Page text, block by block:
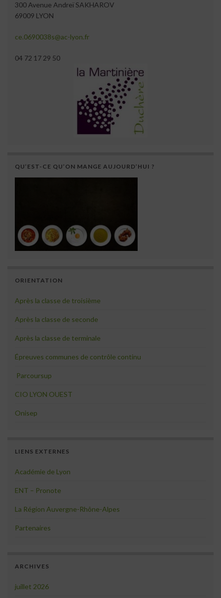
300 Avenue Andreï SAKHAROV
69009 LYON
ce.0690038s@ac-lyon.fr
04 72 17 29 50
QU’EST-CE QU’ON MANGE AUJOURD’HUI ?
ORIENTATION
Après la classe de troisième
Après la classe de seconde
Après la classe de terminale
Épreuves communes de contrôle continu
Parcoursup
CIO LYON OUEST
Onisep
LIENS EXTERNES
Académie de Lyon
ENT – Pronote
La Région Auvergne-Rhône-Alpes
Partenaires
ARCHIVES
juillet 2026